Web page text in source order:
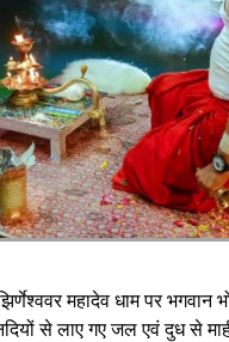
महादेव धाम पर भगवान
से लाए गए जल एवं दुध से